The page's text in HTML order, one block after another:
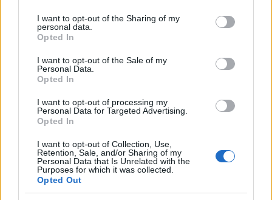
not limited to your visit or usage behaviour. You may click to
grant or deny consent to Google and its third-party tags to
use your data for below specified purposes in below Google
consent section.
I want to opt-out of the Sharing of my
personal data.
Opted In
I want to opt-out of the Sale of my
Personal Data.
Opted In
I want to opt-out of processing my
Personal Data for Targeted Advertising.
Opted In
I want to opt-out of Collection, Use,
Retention, Sale, and/or Sharing of my
Personal Data that Is Unrelated with the
Purposes for which it was collected.
Opted Out
Paolo Pinna
Martina Agostina Diturco
I nostri cari